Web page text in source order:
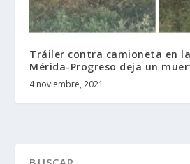
Tráiler contra camioneta en
Mérida-Progreso deja un
4 noviembre, 2021